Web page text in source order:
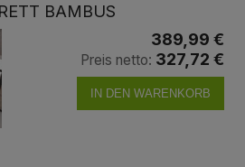
BAMBUS
389,99 €
Preis netto: 327,72 €
IN DEN WARENKORB